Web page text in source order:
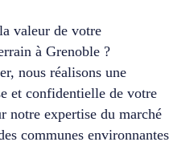
valeur de votre
à Grenoble ?
nous réalisons une
et confidentielle de votre
notre expertise du marché
communes environnantes